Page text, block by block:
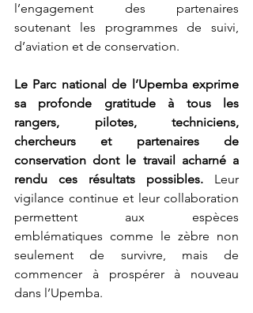
l’engagement des partenaires
soutenant les programmes de suivi,
d’aviation et de conservation.
Le Parc national de l’Upemba exprime
sa profonde gratitude à tous les
rangers, pilotes, techniciens,
chercheurs et partenaires de
conservation dont le travail acharné a
rendu ces résultats possibles. Leur
vigilance continue et leur collaboration
permettent aux espèces
emblématiques comme le zèbre non
seulement de survivre, mais de
commencer à prospérer à nouveau
dans l’Upemba.